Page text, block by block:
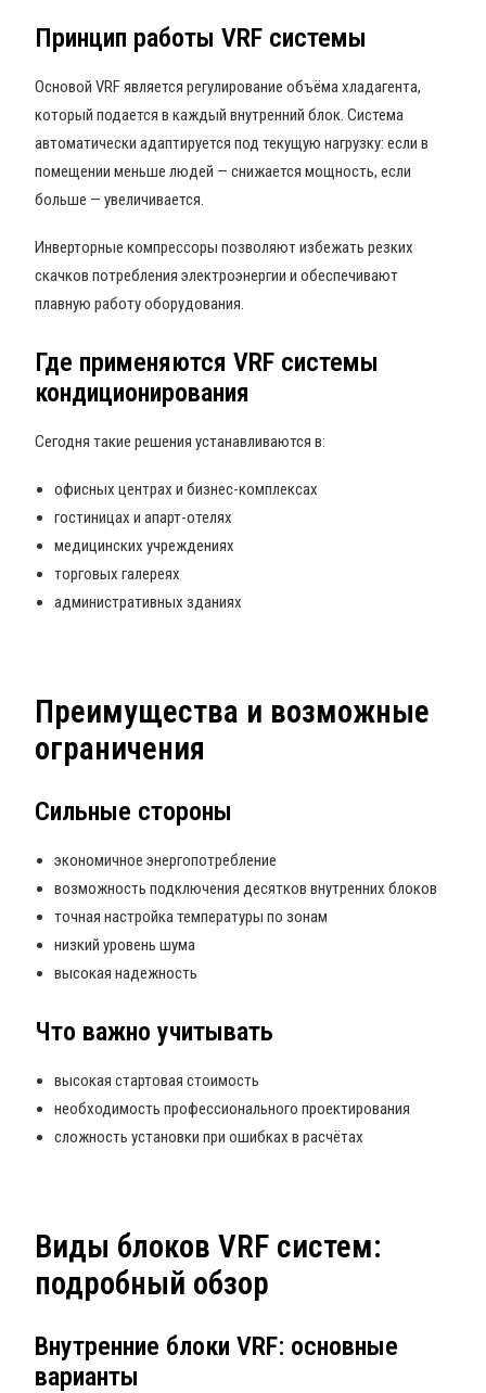
Принцип работы VRF системы
Основой VRF является регулирование объёма хладагента,
который подается в каждый внутренний блок. Система
автоматически адаптируется под текущую нагрузку: если в
помещении меньше людей — снижается мощность, если
больше — увеличивается.
Инверторные компрессоры позволяют избежать резких
скачков потребления электроэнергии и обеспечивают
плавную работу оборудования.
Где применяются VRF системы
кондиционирования
Сегодня такие решения устанавливаются в:
офисных центрах и бизнес-комплексах
гостиницах и апарт-отелях
медицинских учреждениях
торговых галереях
административных зданиях
Преимущества и возможные
ограничения
Сильные стороны
экономичное энергопотребление
возможность подключения десятков внутренних блоков
точная настройка температуры по зонам
низкий уровень шума
высокая надежность
Что важно учитывать
высокая стартовая стоимость
необходимость профессионального проектирования
сложность установки при ошибках в расчётах
Виды блоков VRF систем:
подробный обзор
Внутренние блоки VRF: основные
варианты